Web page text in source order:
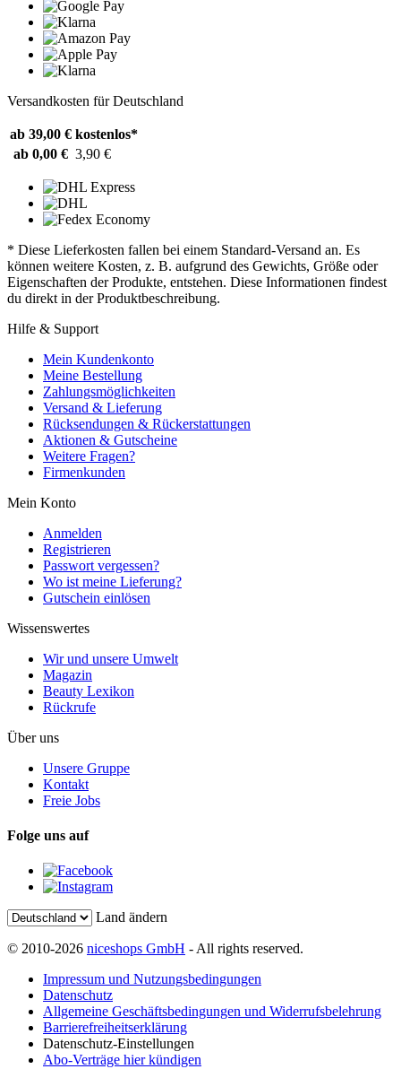
Versandkosten für Deutschland
ab 39,00 € kostenlos*
ab 0,00 € 3,90 €
* Diese Lieferkosten fallen bei einem Standard-Versand an. Es
können weitere Kosten, z. B. aufgrund des Gewichts, Größe oder
Eigenschaften der Produkte, entstehen. Diese Informationen findest
du direkt in der Produktbeschreibung.
Hilfe & Support
Mein Kundenkonto
Meine Bestellung
Zahlungsmöglichkeiten
Versand & Lieferung
Rücksendungen & Rückerstattungen
Aktionen & Gutscheine
Weitere Fragen?
Firmenkunden
Mein Konto
Anmelden
Registrieren
Passwort vergessen?
Wo ist meine Lieferung?
Gutschein einlösen
Wissenswertes
Wir und unsere Umwelt
Magazin
Beauty Lexikon
Rückrufe
Über uns
Unsere Gruppe
Kontakt
Freie Jobs
Folge uns auf
Land ändern
© 2010-2026 niceshops GmbH - All rights reserved.
Impressum und Nutzungsbedingungen
Datenschutz
Allgemeine Geschäftsbedingungen und Widerrufsbelehrung
Barrierefreiheitserklärung
Datenschutz-Einstellungen
Abo-Verträge hier kündigen